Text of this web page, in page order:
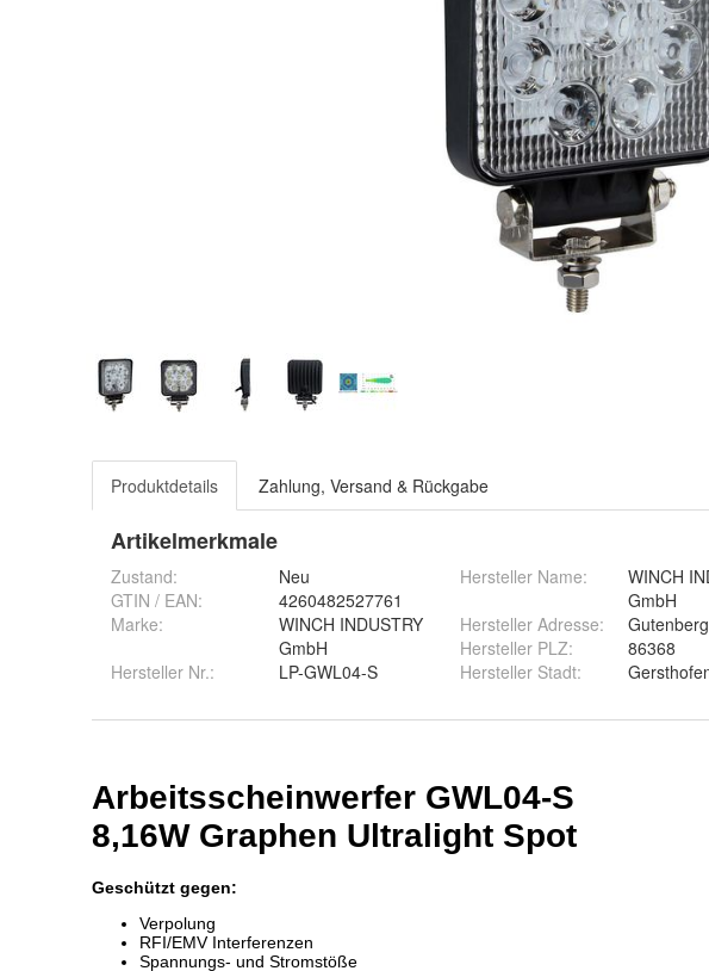
Produktdetails Zahlung, Versand & Rückgabe
Artikelmerkmale
Zustand:
Neu
GTIN / EAN:
4260482527761
Marke:
WINCH INDUSTRY
GmbH
Hersteller Nr.:
LP-GWL04-S
Hersteller Name:
WINCH
GmbH
Hersteller Adresse:
Hersteller PLZ:
86368
Hersteller Stadt: